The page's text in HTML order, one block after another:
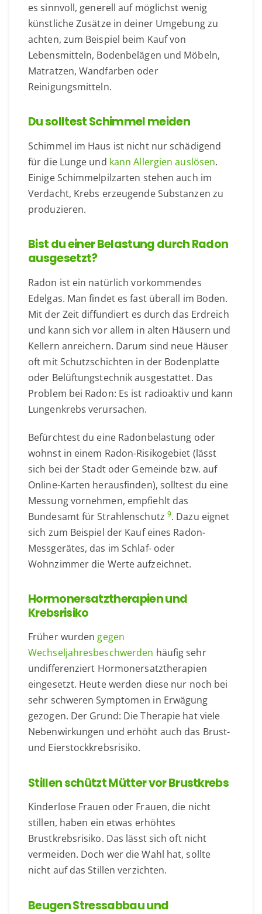
es sinnvoll, generell auf möglichst wenig
künstliche Zusätze in deiner Umgebung zu
achten, zum Beispiel beim Kauf von
Lebensmitteln, Bodenbelägen und Möbeln,
Matratzen, Wandfarben oder
Reinigungsmitteln.
Du solltest Schimmel meiden
Schimmel im Haus ist nicht nur schädigend
für die Lunge und kann Allergien auslösen.
Einige Schimmelpilzarten stehen auch im
Verdacht, Krebs erzeugende Substanzen zu
produzieren.
Bist du einer Belastung durch Radon
ausgesetzt?
Radon ist ein natürlich vorkommendes
Edelgas. Man findet es fast überall im Boden.
Mit der Zeit diffundiert es durch das Erdreich
und kann sich vor allem in alten Häusern und
Kellern anreichern. Darum sind neue Häuser
oft mit Schutzschichten in der Bodenplatte
oder Belüftungstechnik ausgestattet. Das
Problem bei Radon: Es ist radioaktiv und kann
Lungenkrebs verursachen.
Befürchtest du eine Radonbelastung oder
wohnst in einem Radon-Risikogebiet (lässt
sich bei der Stadt oder Gemeinde bzw. auf
Online-Karten herausfinden), solltest du eine
Messung vornehmen, empfiehlt das
Bundesamt für Strahlenschutz 9. Dazu eignet
sich zum Beispiel der Kauf eines Radon-
Messgerätes, das im Schlaf- oder
Wohnzimmer die Werte aufzeichnet.
Hormonersatztherapien und
Krebsrisiko
Früher wurdengegen
Wechseljahresbeschwerden häufig sehr
undifferenziert Hormonersatztherapien
eingesetzt. Heute werden diese nur noch bei
sehr schweren Symptomen in Erwägung
gezogen. Der Grund: Die Therapie hat viele
Nebenwirkungen und erhöht auch das Brust-
und Eierstockkrebsrisiko.
Stillen schützt Mütter vor Brustkrebs
Kinderlose Frauen oder Frauen, die nicht
stillen, haben ein etwas erhöhtes
Brustkrebsrisiko. Das lässt sich oft nicht
vermeiden. Doch wer die Wahl hat, sollte
nicht auf das Stillen verzichten.
Beugen Stressabbau und